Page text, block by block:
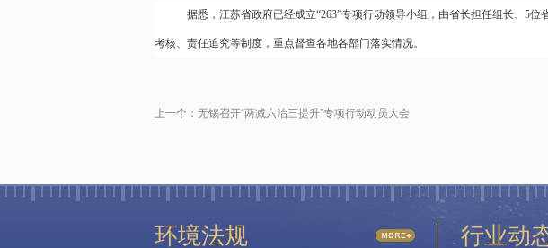
据悉，江苏省政府已经成立“263”专项行动领导小组，由省长担任组长、5位
考核、责任追究等制度，重点督查各地各部门落实情况。
上一个： 无锡召开“两减六治三提升”专项行动动员大会
环境法规 行业动